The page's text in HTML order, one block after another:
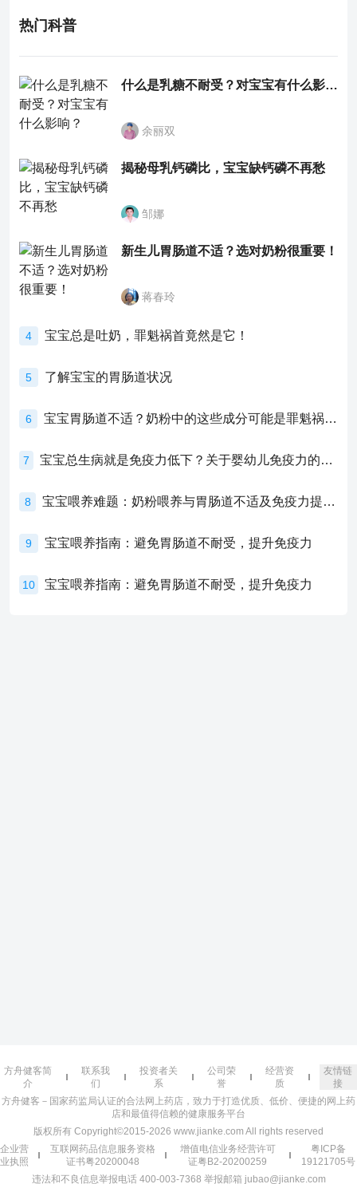
热门科普
什么是乳糖不耐受？对宝宝有什么影响？
余丽双
揭秘母乳钙磷比，宝宝缺钙磷不再愁
邹娜
新生儿胃肠道不适？选对奶粉很重要！
蒋春玲
4 宝宝总是吐奶，罪魁祸首竟然是它！
5 了解宝宝的胃肠道状况
6 宝宝胃肠道不适？奶粉中的这些成分可能是罪魁祸首！
7 宝宝总生病就是免疫力低下？关于婴幼儿免疫力的真相，家长必须了解！
8 宝宝喂养难题：奶粉喂养与胃肠道不适及免疫力提升的奥秘
9 宝宝喂养指南：避免胃肠道不耐受，提升免疫力
10 宝宝喂养指南：避免胃肠道不耐受，提升免疫力
方舟健客简
介
联系我
们
投资者关
系
公司荣
誉
经营资
质
友情链
接
方舟健客－国家药监局认证的合法网上药店，致力于打造优质、低价、便捷的网上药
店和最值得信赖的健康服务平台
版权所有 Copyright©2015-2026 www.jianke.com All rights reserved
企业营
业执照
互联网药品信息服务资格
证书粤20200048
增值电信业务经营许可
证粤B2-20200259
粤ICP备
19121705号
违法和不良信息举报电话 400-003-7368 举报邮箱 jubao@jianke.com